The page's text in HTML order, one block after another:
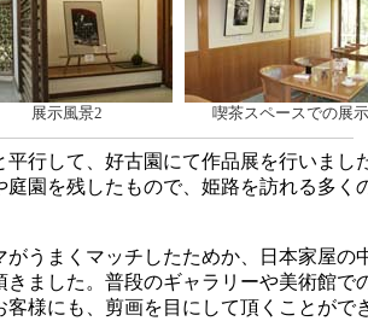
展示風景2 喫茶スペースでの展示
行して、好古園にて作品展を行いまし
園を残したもので、姫路を訪れる多く
うまくマッチしたためか、日本家屋の
ました。普段のギャラリーや美術館で
様にも、剪画を目にして頂くことがで